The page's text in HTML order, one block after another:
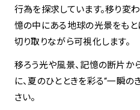
行為を探求しています。移り変
憶の中にある地球の光景をもと
切り取りながら可視化します。
移ろう光や風景、記憶の断片か
に、夏のひとときを彩る“一瞬の
さい。